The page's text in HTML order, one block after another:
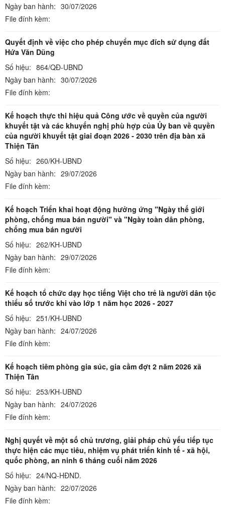
Ngày ban hành: 30/07/2026
File đính kèm:
Quyết định về việc cho phép chuyển mục đích sử dụng đất
Hứa Văn Dũng
Số hiệu: 864/QĐ-UBND
Ngày ban hành: 30/07/2026
File đính kèm:
Kế hoạch thực thi hiệu quả Công ước về quyền của người
khuyết tật và các khuyến nghị phù hợp của Ủy ban về quyền
của người khuyết tật giai đoạn 2026 - 2030 trên địa bàn xã
Thiện Tân
Số hiệu: 260/KH-UBND
Ngày ban hành: 29/07/2026
File đính kèm:
Kế hoạch Triển khai hoạt động hưởng ứng "Ngày thế giới
phòng, chống mua bán người" và "Ngày toàn dân phòng,
chống mua bán người
Số hiệu: 262/KH-UBND
Ngày ban hành: 29/07/2026
File đính kèm:
Kế hoạch tổ chức dạy học tiếng Việt cho trẻ là người dân tộc
thiểu số trước khi vào lớp 1 năm học 2026 - 2027
Số hiệu: 251/KH-UBND
Ngày ban hành: 24/07/2026
File đính kèm:
Kế hoạch tiêm phòng gia súc, gia cầm đợt 2 năm 2026 xã
Thiện Tân
Số hiệu: 253/KH-UBND
Ngày ban hành: 24/07/2026
File đính kèm:
Nghị quyết về một số chủ trương, giải pháp chủ yếu tiếp tục
thực hiện các mục tiêu, nhiệm vụ phát triển kinh tế - xã hội,
quốc phòng, an ninh 6 tháng cuối năm 2026
Số hiệu: 24/NQ-HĐND.
Ngày ban hành: 22/07/2026
File đính kèm: